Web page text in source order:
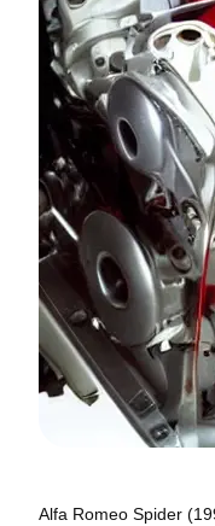
Alfa Romeo Spider